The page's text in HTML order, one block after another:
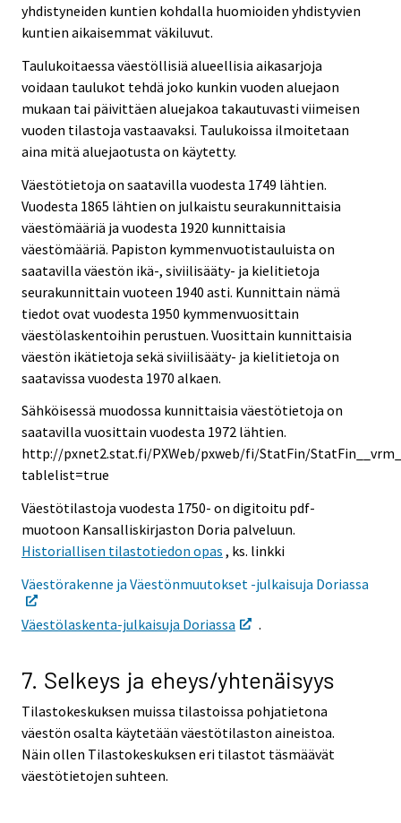
yhdistyneiden kuntien kohdalla huomioiden yhdistyvien
kuntien aikaisemmat väkiluvut.
Taulukoitaessa väestöllisiä alueellisia aikasarjoja
voidaan taulukot tehdä joko kunkin vuoden aluejaon
mukaan tai päivittäen aluejakoa takautuvasti viimeisen
vuoden tilastoja vastaavaksi. Taulukoissa ilmoitetaan
aina mitä aluejaotusta on käytetty.
Väestötietoja on saatavilla vuodesta 1749 lähtien.
Vuodesta 1865 lähtien on julkaistu seurakunnittaisia
väestömääriä ja vuodesta 1920 kunnittaisia
väestömääriä. Papiston kymmenvuotistauluista on
saatavilla väestön ikä-, siviilisääty- ja kielitietoja
seurakunnittain vuoteen 1940 asti. Kunnittain nämä
tiedot ovat vuodesta 1950 kymmenvuosittain
väestölaskentoihin perustuen. Vuosittain kunnittaisia
väestön ikätietoja sekä siviilisääty- ja kielitietoja on
saatavissa vuodesta 1970 alkaen.
Sähköisessä muodossa kunnittaisia väestötietoja on
saatavilla vuosittain vuodesta 1972 lähtien.
http://pxnet2.stat.fi/PXWeb/pxweb/fi/StatFin/
tablelist=true
Väestötilastoja vuodesta 1750- on digitoitu pdf-
muotoon Kansalliskirjaston Doria palveluun.
Historiallisen tilastotiedon opas , ks. linkki
Väestörakenne ja Väestönmuutokset -julkaisuja Doriassa
Väestölaskenta-julkaisuja Doriassa .
7. Selkeys ja eheys/yhtenäisyys
Tilastokeskuksen muissa tilastoissa pohjatietona
väestön osalta käytetään väestötilaston aineistoa.
Näin ollen Tilastokeskuksen eri tilastot täsmäävät
väestötietojen suhteen.